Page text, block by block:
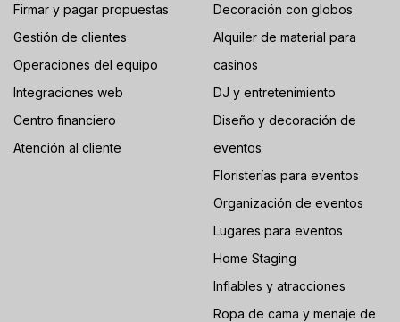
Firmar y pagar propuestas
Gestión de clientes
Operaciones del equipo
Integraciones web
Centro financiero
Atención al cliente
Decoración con globos
Alquiler de material para
casinos
DJ y entretenimiento
Diseño y decoración de
eventos
Floristerías para eventos
Organización de eventos
Lugares para eventos
Home Staging
Inflables y atracciones
Ropa de cama y menaje de